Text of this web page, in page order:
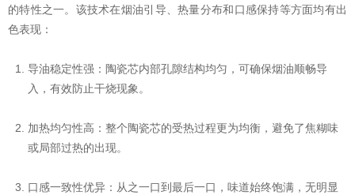
的特性之一。该技术在烟油引导、热量分布和口感保持等方面均有出
色表现：
导油稳定性强：陶瓷芯内部孔隙结构均匀，可确保烟油顺畅导
入，有效防止干烧现象。
加热均匀性高：整个陶瓷芯的受热过程更为均衡，避免了焦糊味
或局部过热的出现。
口感一致性优异：从之一口到最后一口，味道始终饱满，无明显